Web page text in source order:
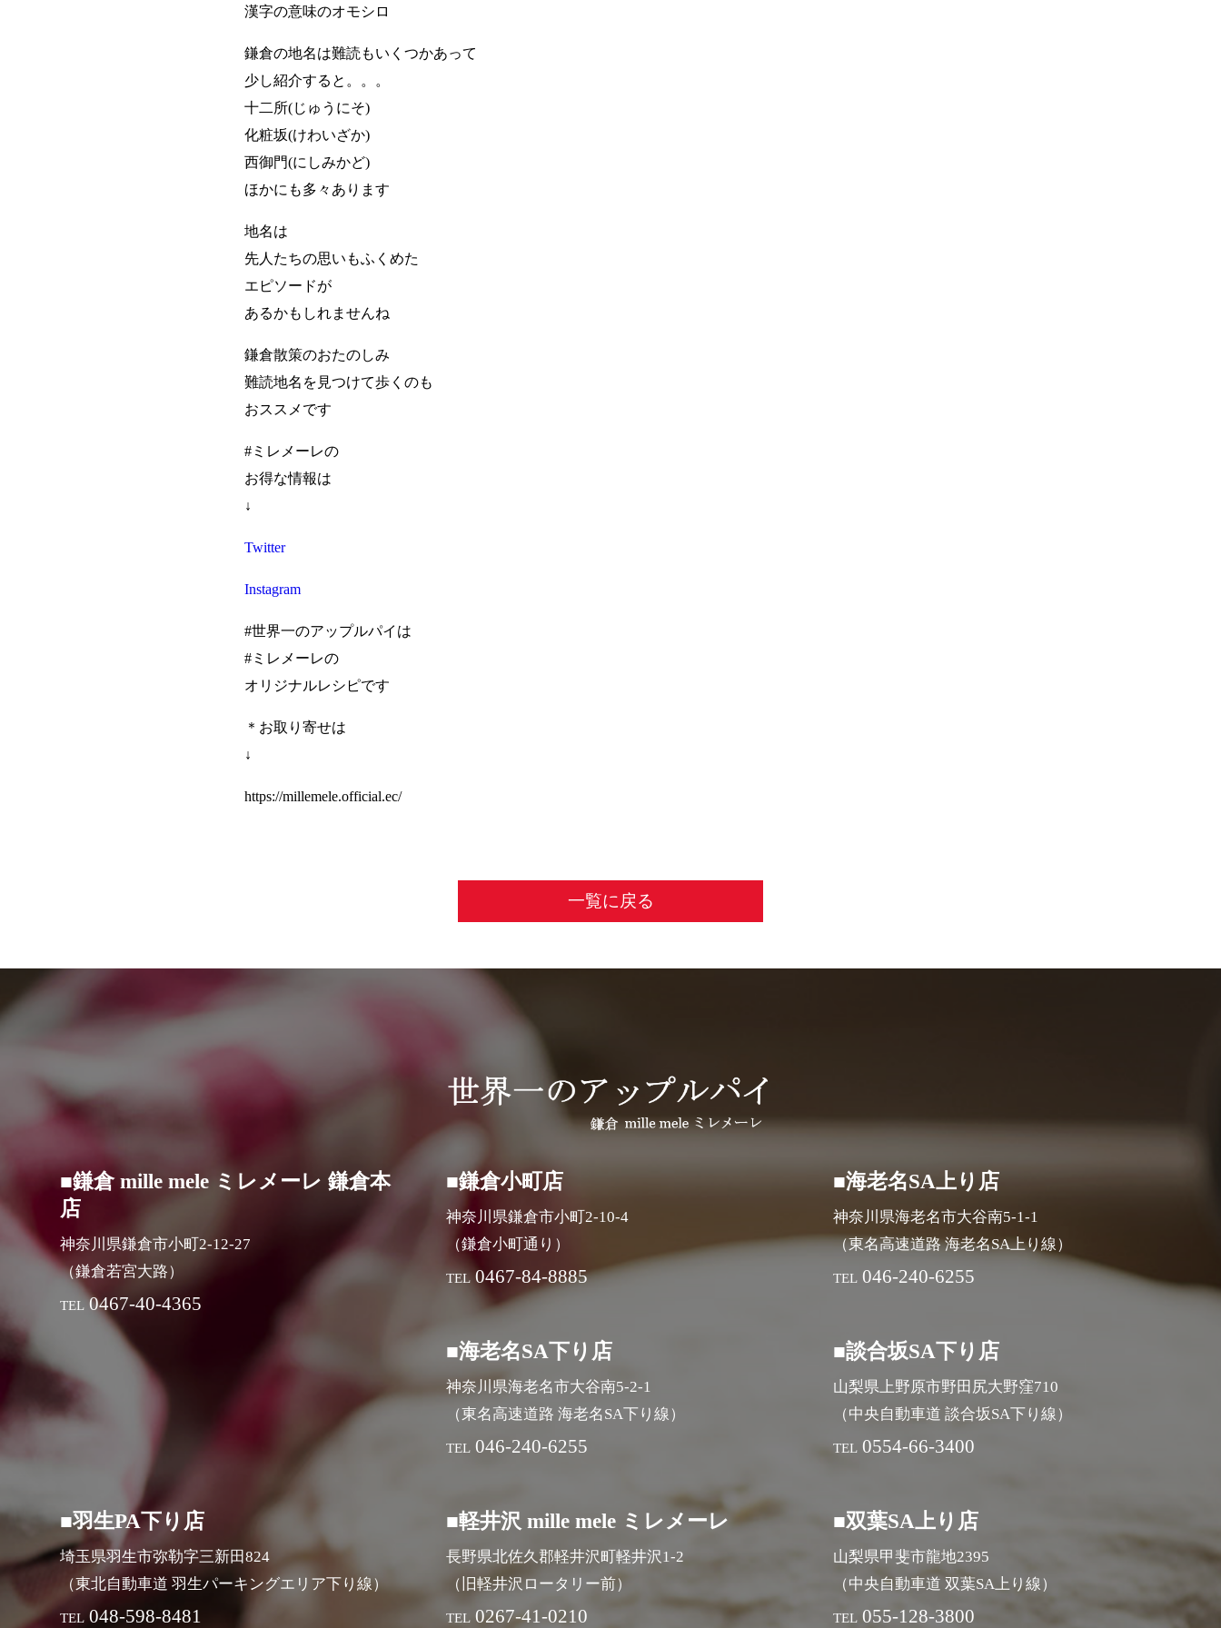
漢字の意味のオモシロ
鎌倉の地名は難読もいくつかあって
少し紹介すると。。。
十二所(じゅうにそ)
化粧坂(けわいざか)
西御門(にしみかど)
ほかにも多々あります
地名は
先人たちの思いもふくめた
エピソードが
あるかもしれませんね
鎌倉散策のおたのしみ
難読地名を見つけて歩くのも
おススメです
#ミレメーレの
お得な情報は
↓
Twitter
Instagram
#世界一のアップルパイは
#ミレメーレの
オリジナルレシピです
＊お取り寄せは
↓
https://millemele.official.ec/
一覧に戻る
■鎌倉 mille mele ミレメーレ 鎌倉本
店
神奈川県鎌倉市小町2-12-27
（鎌倉若宮大路）
TEL 0467-40-4365
■鎌倉小町店
神奈川県鎌倉市小町2-10-4
（鎌倉小町通り）
TEL 0467-84-8885
■海老名SA上り店
神奈川県海老名市大谷南5-1-1
（東名高速道路 海老名SA上り線）
TEL 046-240-6255
■海老名SA下り店
神奈川県海老名市大谷南5-2-1
（東名高速道路 海老名SA下り線）
TEL 046-240-6255
■談合坂SA下り店
山梨県上野原市野田尻大野窪710
（中央自動車道 談合坂SA下り線）
TEL 0554-66-3400
■羽生PA下り店
埼玉県羽生市弥勒字三新田824
（東北自動車道 羽生パーキングエリア下り線）
TEL 048-598-8481
■軽井沢 mille mele ミレメーレ
長野県北佐久郡軽井沢町軽井沢1-2
（旧軽井沢ロータリー前）
TEL 0267-41-0210
■双葉SA上り店
山梨県甲斐市龍地2395
（中央自動車道 双葉SA上り線）
TEL 055-128-3800